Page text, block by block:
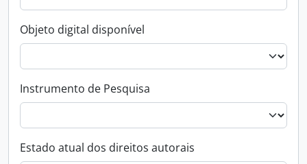
Objeto digital disponível
Instrumento de Pesquisa
Estado atual dos direitos autorais